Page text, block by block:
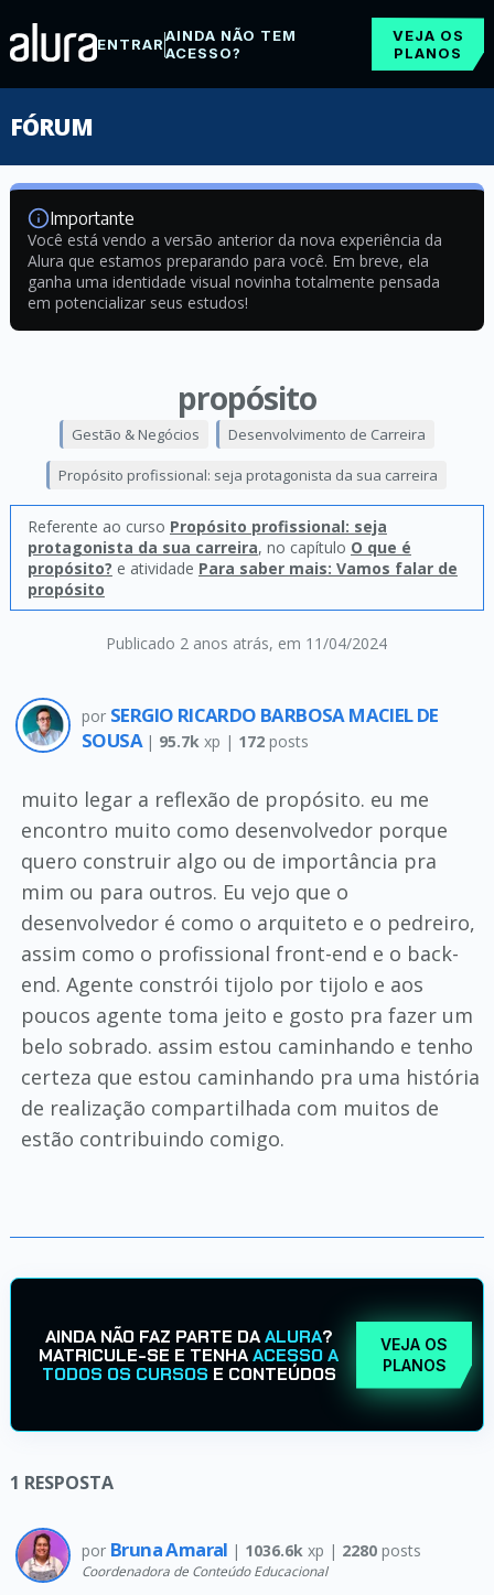
ENTRARAINDA NÃO TEM
ACESSO?
VEJA OS
PLANOS
FÓRUM
Importante
Você está vendo a versão anterior da nova experiência da
Alura que estamos preparando para você. Em breve, ela
ganha uma identidade visual novinha totalmente pensada
em potencializar seus estudos!
propósito
Publicado 2 anos atrás, em 11/04/2024
Gestão & Negócios Desenvolvimento de Carreira
Propósito profissional: seja protagonista da sua carreira
Referente ao curso Propósito profissional: seja
protagonista da sua carreira, no capítulo O que é
propósito? e atividade Para saber mais: Vamos falar de
propósito
por SERGIO RICARDO BARBOSA MACIEL DE
SOUSA | 95.7k xp | 172 posts
muito legar a reflexão de propósito. eu me
encontro muito como desenvolvedor porque
quero construir algo ou de importância pra
mim ou para outros. Eu vejo que o
desenvolvedor é como o arquiteto e o pedreiro,
assim como o profissional front-end e o back-
end. Agente constrói tijolo por tijolo e aos
poucos agente toma jeito e gosto pra fazer um
belo sobrado. assim estou caminhando e tenho
certeza que estou caminhando pra uma história
de realização compartilhada com muitos de
estão contribuindo comigo.
AINDA NÃO FAZ PARTE DAALURA?
MATRICULE-SE E TENHAACESSO A
TODOS OS CURSOS E CONTEÚDOS
VEJA OS
PLANOS
1 RESPOSTA
por Bruna Amaral | 1036.6k xp | 2280 posts
Coordenadora de Conteúdo Educacional